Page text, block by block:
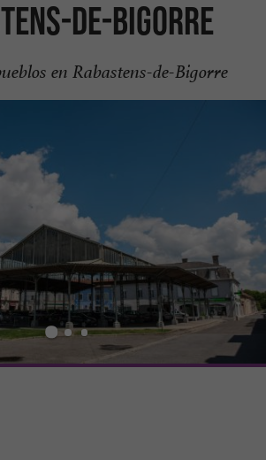
de-Bigorre
en Rabastens-de-Bigorre